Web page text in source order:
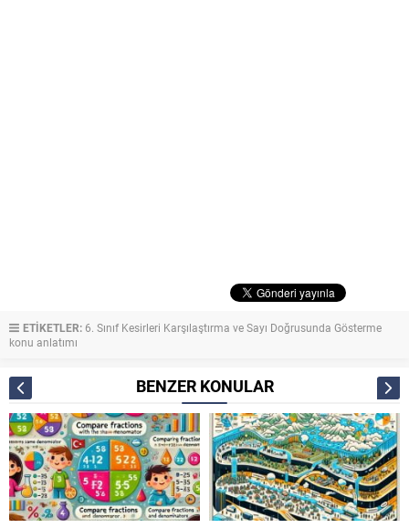
ETİKETLER: 6. Sınıf Kesirleri Karşılaştırma ve Sayı Doğrusunda Gösterme
konu anlatımı
BENZER KONULAR